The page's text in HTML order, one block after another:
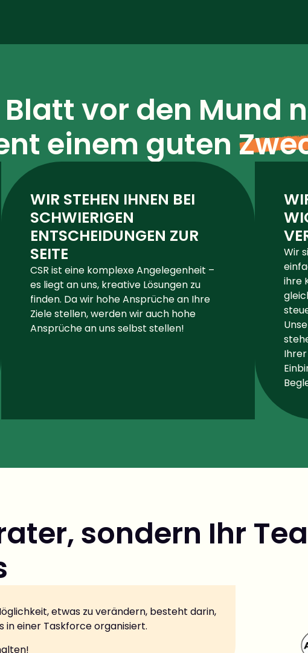
vor den Mund
einem guten
WIR STEHEN IHNEN BEI
SCHWIERIGEN
ENTSCHEIDUNGEN ZUR
SEITE
CSR ist eine komplexe Angelegenheit –
es liegt an uns, kreative Lösungen zu
finden. Da wir hohe Ansprüche an Ihre
Ziele stellen, werden wir auch hohe
Ansprüche an uns selbst stellen!
Wir
ihre
sondern Ihr
etwas zu verändern, besteht darin,
in einer Taskforce organisiert.